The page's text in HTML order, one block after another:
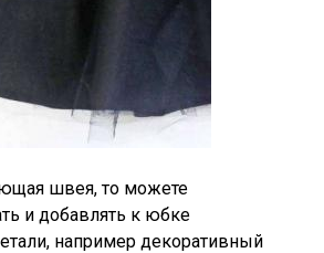
швея, то можете
и добавлять к юбке
например декоративный